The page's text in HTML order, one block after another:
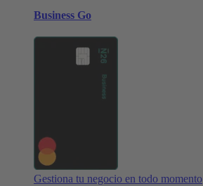
Business Go
Gestiona tu negocio en todo momento